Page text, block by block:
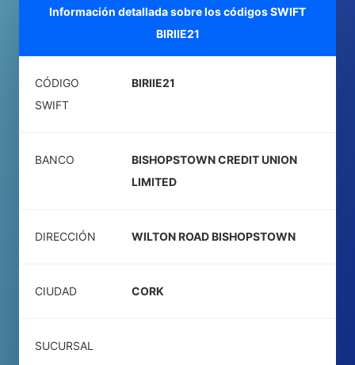
Información detallada sobre los códigos SWIFT
BIRIIE21
CÓDIGO
SWIFT
BIRIIE21
BANCO
BISHOPSTOWN CREDIT UNION
LIMITED
DIRECCIÓN WILTON ROAD BISHOPSTOWN
CIUDAD CORK
SUCURSAL